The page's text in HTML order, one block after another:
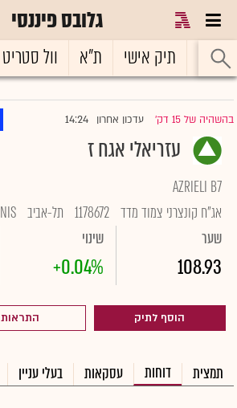
גלובס פיננסי
ראשי תיק אישי ת"א וול סטריט
בהשהיה של 15 דק' |עדכון אחרון 14:24
עזריאלי אגח ז
AZRIELI B7
אג"ח קונצרני צמוד מדד 1178672 תל-אביב NIS
שער
108.93
שינוי
+0.04%
הוסף לתיק התראות
תמצית דוחות עסקאות בעלי עניין